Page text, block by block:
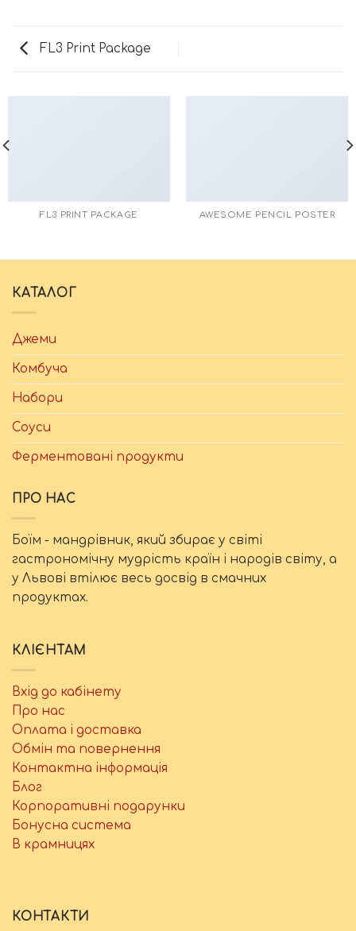
FL3 Print Package
FL3 PRINT PACKAGE AWESOME PENCIL POSTER
КАТАЛОГ
Джеми
Комбуча
Набори
Соуси
Ферментовані продукти
ПРО НАС
Боїм - мандрівник, який збирає у світі
гастрономічну мудрість країн і народів світу, а
у Львові втілює весь досвід в смачних
продуктах.
КЛІЄНТАМ
Вхід до кабінету
Про нас
Оплата і доставка
Обмін та повернення
Контактна інформація
Блог
Корпоративні подарунки
Бонусна система
В крамницях
КОНТАКТИ